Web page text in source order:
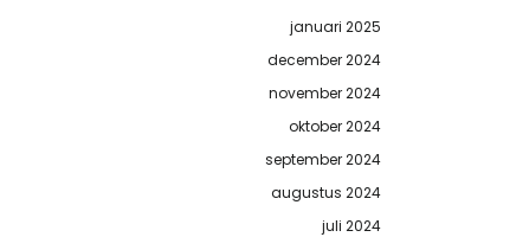
januari 2025
december 2024
november 2024
oktober 2024
september 2024
augustus 2024
juli 2024